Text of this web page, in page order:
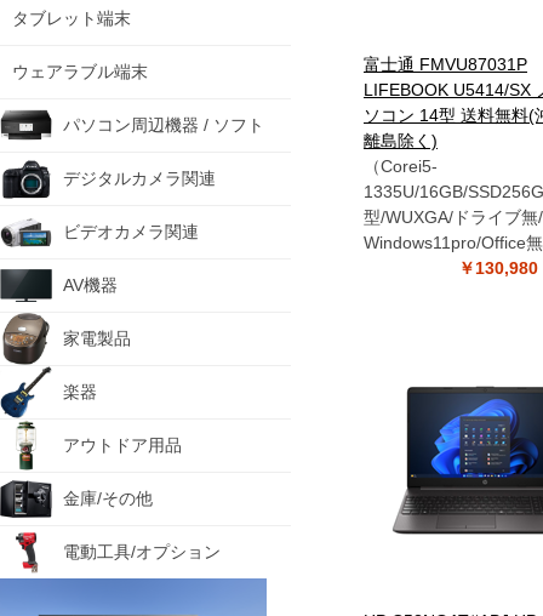
タブレット端末
ウェアラブル端末
パソコン周辺機器 / ソフト
デジタルカメラ関連
ビデオカメラ関連
AV機器
家電製品
楽器
アウトドア用品
金庫/その他
電動工具/オプション
富士通 FMVU87031P
LIFEBOOK U5414/SX
ソコン 14型 送料無料(
離島除く)
（Corei5-
1335U/16GB/
型/WUXGA/ドライブ無/
Windows11pro/Office
￥